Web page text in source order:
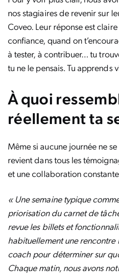
nos stagiaires de revenir sur
Coveo. Leur réponse est
confiance, quand on
à tester, à contribuer… tu
tu ne le pensais. Tu apprends
À quoi
réellement ta
Même si aucune journée ne
revient dans tous les
et une collaboration
« Une semaine typique
priorisation du carnet de
revue les billets et
habituellement une
coach pour déterminer sur
Chaque matin, nous avons